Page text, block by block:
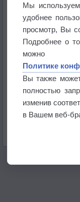
+51°
не
Лето
Погода
Мы
удобнее
просмотр, Вы
Подробнее о
Политике
Вы также
полностью
изменив
в Вашем веб-